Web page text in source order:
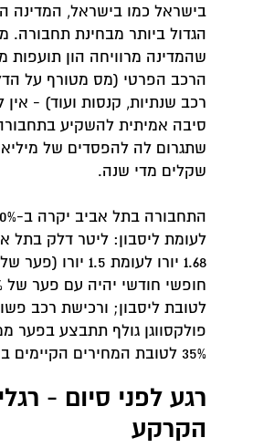
בישראל כמו בישראל, המדינה
הגדול ביותר מבחינת תחבורה.
שהמדינה מרוויחה הון תועפות
הרכב הפרטי (מס מטורף על
רכב שנתיות, קנסות ועוד) -
סיבה אמיתית להשקיע
שתגרום לה להפסדים של
שקלים מדי שנה.
לעומת ליסבון: ליטר דלק בתל
לטובת ליסבון; ורכישת רכב
פולקסווגן גולף תתבצע בפער
35% לטובת המחירים הקיימים בפורטוגל.
רגע לפני סיום -
הקרקע